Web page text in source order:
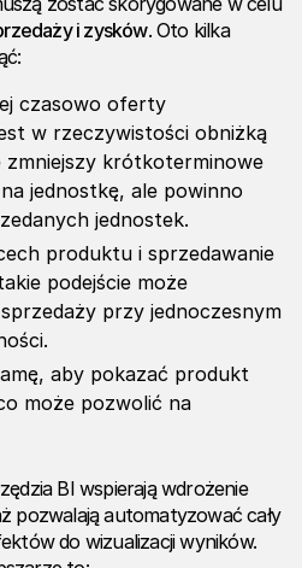
i zysków. Oto kilka
czasowo oferty
w rzeczywistości obniżką
zmniejszy krótkoterminowe
jednostkę, ale powinno
jednostek.
produktu i sprzedawanie
podejście może
przy jednoczesnym
aby pokazać produkt
może pozwolić na
BI wspierają wdrożenie
pozwalają automatyzować cały
do wizualizacji wyników.